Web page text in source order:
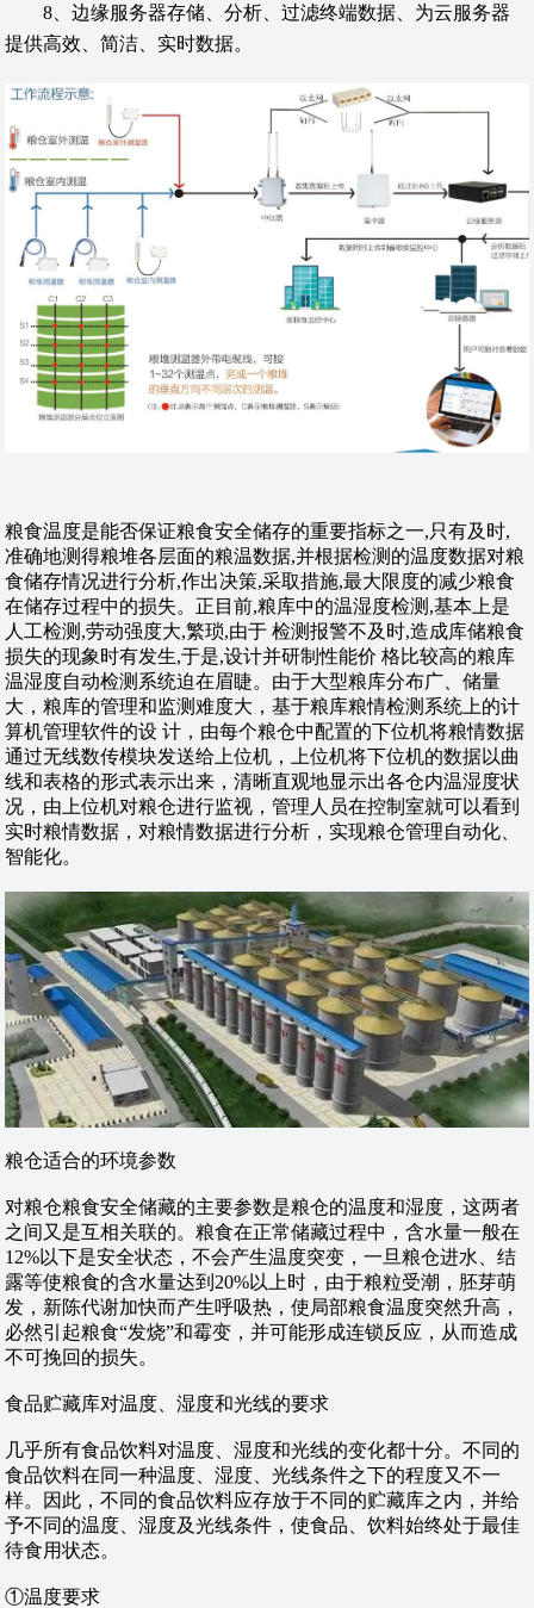
8、边缘服务器存储、分析、过滤终端数据、为云服务器
提供高效、简洁、实时数据。
粮食温度是能否保证粮食安全储存的重要指标之一,只有及时,
准确地测得粮堆各层面的粮温数据,并根据检测的温度数据对粮
食储存情况进行分析,作出决策,采取措施,最大限度的减少粮食
在储存过程中的损失。正目前,粮库中的温湿度检测,基本上是
人工检测,劳动强度大,繁琐,由于 检测报警不及时,造成库储粮食
损失的现象时有发生,于是,设计并研制性能价 格比较高的粮库
温湿度自动检测系统迫在眉睫。由于大型粮库分布广、储量
大，粮库的管理和监测难度大，基于粮库粮情检测系统上的计
算机管理软件的设 计，由每个粮仓中配置的下位机将粮情数据
通过无线数传模块发送给上位机，上位机将下位机的数据以曲
线和表格的形式表示出来，清晰直观地显示出各仓内温湿度状
况，由上位机对粮仓进行监视，管理人员在控制室就可以看到
实时粮情数据，对粮情数据进行分析，实现粮仓管理自动化、
智能化。
粮仓适合的环境参数
对粮仓粮食安全储藏的主要参数是粮仓的温度和湿度，这两者
之间又是互相关联的。粮食在正常储藏过程中，含水量一般在
12%以下是安全状态，不会产生温度突变，一旦粮仓进水、结
露等使粮食的含水量达到20%以上时，由于粮粒受潮，胚芽萌
发，新陈代谢加快而产生呼吸热，使局部粮食温度突然升高，
必然引起粮食“发烧”和霉变，并可能形成连锁反应，从而造成
不可挽回的损失。
食品贮藏库对温度、湿度和光线的要求
几乎所有食品饮料对温度、湿度和光线的变化都十分。不同的
食品饮料在同一种温度、湿度、光线条件之下的程度又不一
样。因此，不同的食品饮料应存放于不同的贮藏库之内，并给
予不同的温度、湿度及光线条件，使食品、饮料始终处于最佳
待食用状态。
①温度要求